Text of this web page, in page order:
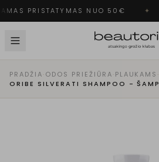
PRISTATYMAS NUO 50€ ✦
PRADŽIA·ODOS PRIEŽIŪRA·PLAUKAMS ·